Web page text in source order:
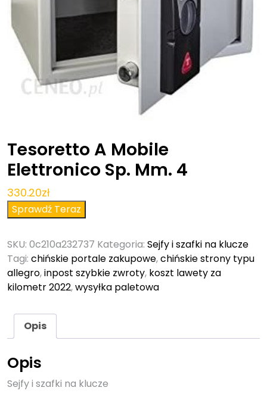
Tesoretto A Mobile
Elettronico Sp. Mm. 4
330.20zł
Sprawdź Teraz
SKU: 0c210a232737 Kategoria: Sejfy i szafki na klucze
Tagi: chińskie portale zakupowe,chińskie strony typu
allegro,inpost szybkie zwroty, koszt lawety za
kilometr 2022,wysyłka paletowa
Opis
Opis
Sejfy i szafki na klucze